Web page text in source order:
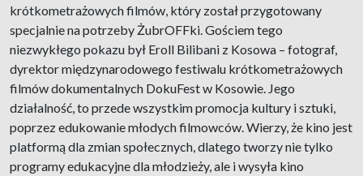
krótkometrażowych filmów, który został przygotowany
specjalnie na potrzeby ŻubrOFFki. Gościem tego
niezwykłego pokazu był Eroll Bilibani z Kosowa – fotograf,
dyrektor międzynarodowego festiwalu krótkometrażowych
filmów dokumentalnych DokuFest w Kosowie. Jego
działalność, to przede wszystkim promocja kultury i sztuki,
poprzez edukowanie młodych filmowców. Wierzy, że kino jest
platformą dla zmian społecznych, dlatego tworzy nie tylko
programy edukacyjne dla młodzieży, ale i wysyła kino